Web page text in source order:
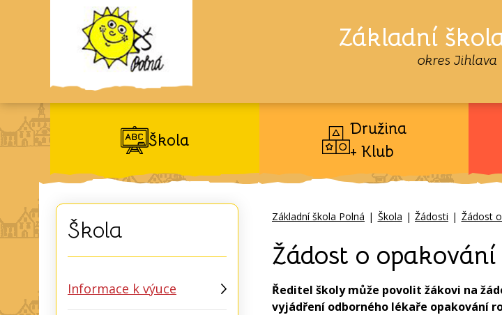
Základní
okres Jihlava
Škola
Družina
+ Klub
Základní škola Polná | Škola | Žádosti | Žádost
Žádost o
Ředitel školy může povolit žákovi na
vyjádření odborného lékaře opakování
Škola
Informace k výuce